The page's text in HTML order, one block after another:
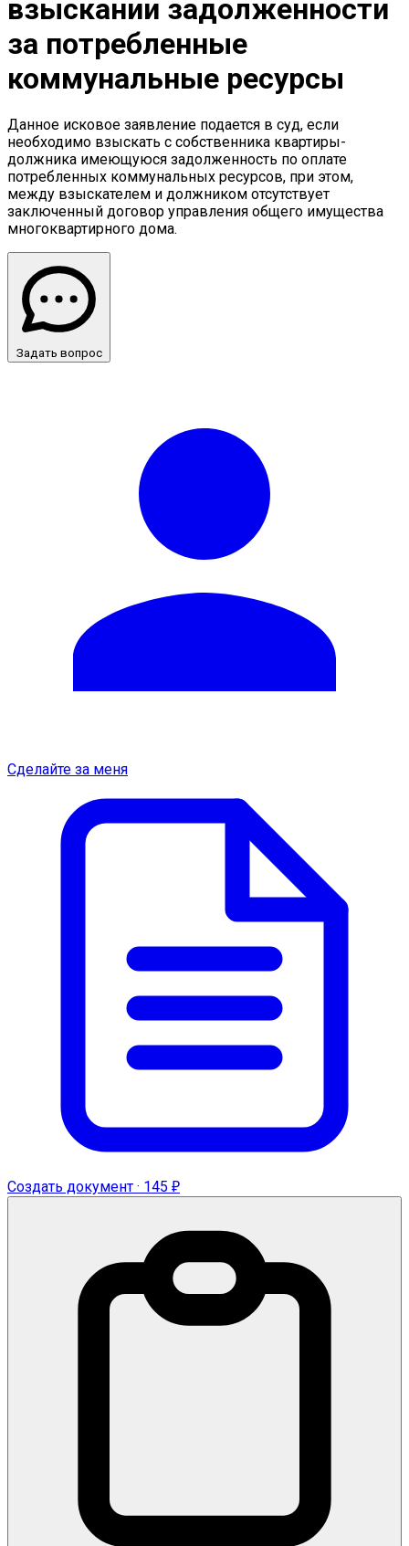
взыскании задолженности
за потребленные
коммунальные ресурсы
Данное исковое заявление подается в суд, если
необходимо взыскать с собственника квартиры-
должника имеющуюся задолженность по оплате
потребленных коммунальных ресурсов, при этом,
между взыскателем и должником отсутствует
заключенный договор управления общего имущества
многоквартирного дома.
Задать вопрос
Сделайте за меня
Создать документ · 145 ₽